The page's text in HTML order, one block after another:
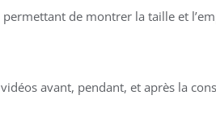
de montrer la taille et
avant, pendant, et après la